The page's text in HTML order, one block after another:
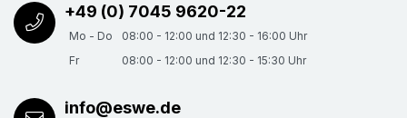
+49 (0) 7045 9620-22
Mo - Do
08:00 - 12:00 und 12:30 - 16:00 Uhr
Fr
08:00 - 12:00 und 12:30 - 15:30 Uhr
info@eswe.de